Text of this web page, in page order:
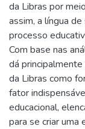
da Libras por
assim, a língua
processo
Com base nas
dá
da Libras como
fator
educacional,
para se criar uma